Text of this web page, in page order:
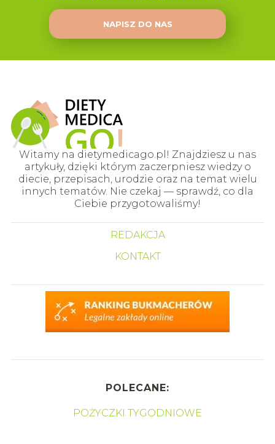
NAPISZ DO NAS
Witamy na dietymedicago.pl! Znajdziesz u nas
artykuły, dzięki którym zaczerpniesz wiedzy o
diecie, przepisach, urodzie oraz na temat wielu
innych tematów. Nie czekaj — sprawdź, co dla
Ciebie przygotowaliśmy!
REDAKCJA
KONTAKT
POLECANE:
POŻYCZKI TYGODNIOWE